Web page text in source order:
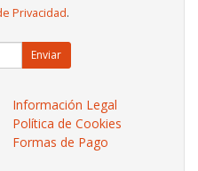
Privacidad.
Enviar
Información Legal
Política de Cookies
Formas de Pago